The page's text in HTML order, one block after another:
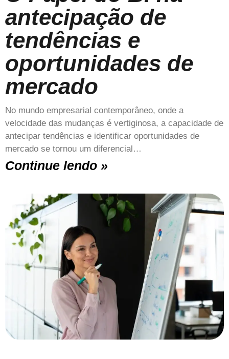
antecipação de
tendências e
oportunidades de
mercado
No mundo empresarial contemporâneo, onde a
velocidade das mudanças é vertiginosa, a capacidade de
antecipar tendências e identificar oportunidades de
mercado se tornou um diferencial…
Continue lendo »